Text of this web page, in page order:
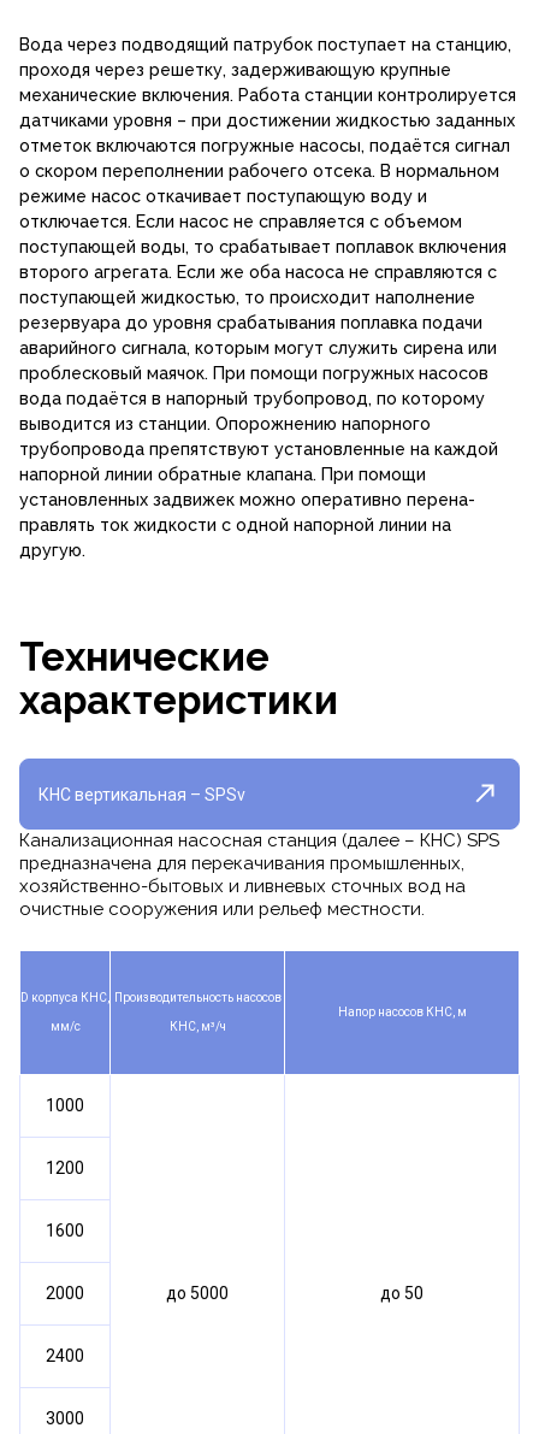
Вода через подводящий патрубок посту­пает на станцию,
проходя через решетку, задерживающую крупные
механические включения. Работа станции контролируется
датчиками уровня – при достижении жидкостью заданных
отметок включаются погружные насосы, подаётся сигнал
о скором переполнении рабочего отсека. В нормальном
режиме насос откачивает поступающую воду и
отключается. Если насос не справляется с объемом
поступающей воды, то срабатывает поплавок включения
второго агрегата. Если же оба насоса не справляются с
поступающей жидкостью, то происходит наполнение
резервуара до уровня срабатывания поплавка подачи
аварийного сигнала, которым могут служить сирена или
проблесковый маячок. При помощи погружных насосов
вода подаётся в напорный трубопровод, по которому
выводится из станции. Опорожне­нию напорного
трубопровода препятствуют установленные на каждой
напорной линии обратные клапана. При помощи
установлен­ных задвижек можно оперативно перена­
правлять ток жидкости с одной напорной линии на
другую.
Технические
характеристики
КНС вертикальная – SPSv
Канализационная насосная станция (далее – КНС) SPS
предназначена для перекачивания промыш­ленных,
хозяйственно-бытовых и ливневых сточных вод на
очистные сооружения или рельеф местности.
D корпуса КНС,
мм/с
Производительность насосов
КНС, м³/ч
Напор насосов КНС, м
1000
до 5000 до 50
1200
1600
2000
2400
3000